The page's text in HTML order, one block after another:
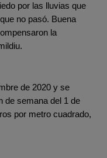
por las lluvias que
no pasó. Buena
la
de 2020 y se
de semana del 1 de
por metro cuadrado,